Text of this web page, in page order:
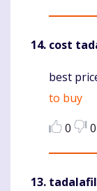
cost
best
to buy
0
0